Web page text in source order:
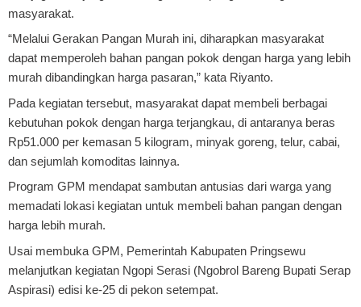
masyarakat.
“Melalui Gerakan Pangan Murah ini, diharapkan masyarakat
dapat memperoleh bahan pangan pokok dengan harga yang lebih
murah dibandingkan harga pasaran,” kata Riyanto.
Pada kegiatan tersebut, masyarakat dapat membeli berbagai
kebutuhan pokok dengan harga terjangkau, di antaranya beras
Rp51.000 per kemasan 5 kilogram, minyak goreng, telur, cabai,
dan sejumlah komoditas lainnya.
Program GPM mendapat sambutan antusias dari warga yang
memadati lokasi kegiatan untuk membeli bahan pangan dengan
harga lebih murah.
Usai membuka GPM, Pemerintah Kabupaten Pringsewu
melanjutkan kegiatan Ngopi Serasi (Ngobrol Bareng Bupati Serap
Aspirasi) edisi ke-25 di pekon setempat.